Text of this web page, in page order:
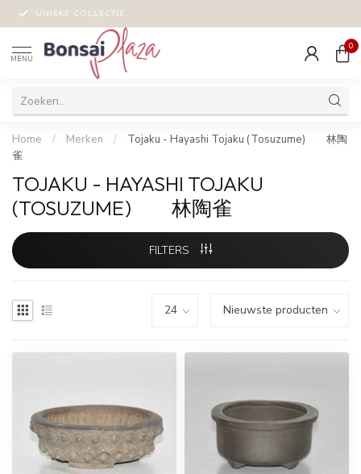
UNIEKE COLLECTIE
MENU
0
Home / Merken /
Tojaku - Hayashi Tojaku (Tosuzume) 林陶
雀
TOJAKU - HAYASHI TOJAKU
(TOSUZUME) 林陶雀
FILTERS